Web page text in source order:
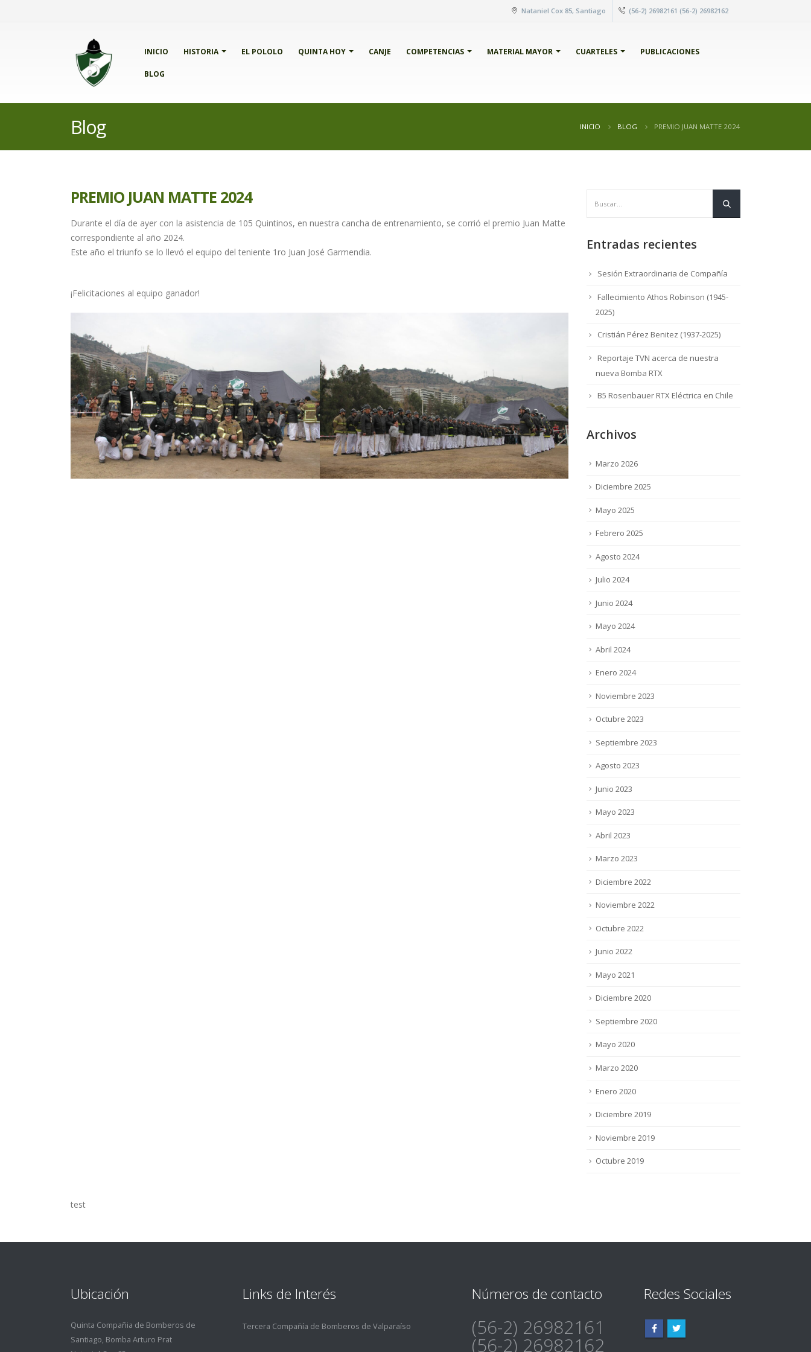
Nataniel Cox 85, Santiago (56-2) 26982161 (56-2) 26982162
INICIO HISTORIA EL POLOLO QUINTA HOY CANJE COMPETENCIAS MATERIAL MAYOR CUARTELES PUBLICACIONES
BLOG
Blog INICIO BLOG PREMIO JUAN MATTE 2024
PREMIO JUAN MATTE 2024
Durante el día de ayer con la asistencia de 105 Quintinos, en nuestra cancha de entrenamiento, se corrió el premio Juan Matte
correspondiente al año 2024.
Este año el triunfo se lo llevó el equipo del teniente 1ro Juan José Garmendia.
¡Felicitaciones al equipo ganador!
Entradas recientes
Sesión Extraordinaria de Compañía
Fallecimiento Athos Robinson (1945-
2025)
Cristián Pérez Benitez (1937-2025)
Reportaje TVN acerca de nuestra
nueva Bomba RTX
B5 Rosenbauer RTX Eléctrica en Chile
Archivos
Marzo 2026
Diciembre 2025
Mayo 2025
Febrero 2025
Agosto 2024
Julio 2024
Junio 2024
Mayo 2024
Abril 2024
Enero 2024
Noviembre 2023
Octubre 2023
Septiembre 2023
Agosto 2023
Junio 2023
Mayo 2023
Abril 2023
Marzo 2023
Diciembre 2022
Noviembre 2022
Octubre 2022
Junio 2022
Mayo 2021
Diciembre 2020
Septiembre 2020
Mayo 2020
Marzo 2020
Enero 2020
Diciembre 2019
Noviembre 2019
Octubre 2019
test
Ubicación
Quinta Compañia de Bomberos de
Santiago, Bomba Arturo Prat
Links de Interés
Tercera Compañía de Bomberos de Valparaíso
Números de contacto
(56-2) 26982161
(56-2) 26982162
Redes Sociales